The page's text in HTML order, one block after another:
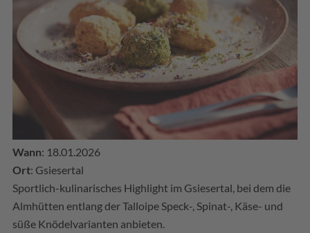
Wann: 18.01.2026
Ort: Gsiesertal
Sportlich-kulinarisches Highlight im Gsiesertal, bei dem die
Almhütten entlang der Talloipe Speck-, Spinat-, Käse- und
süße Knödelvarianten anbieten.